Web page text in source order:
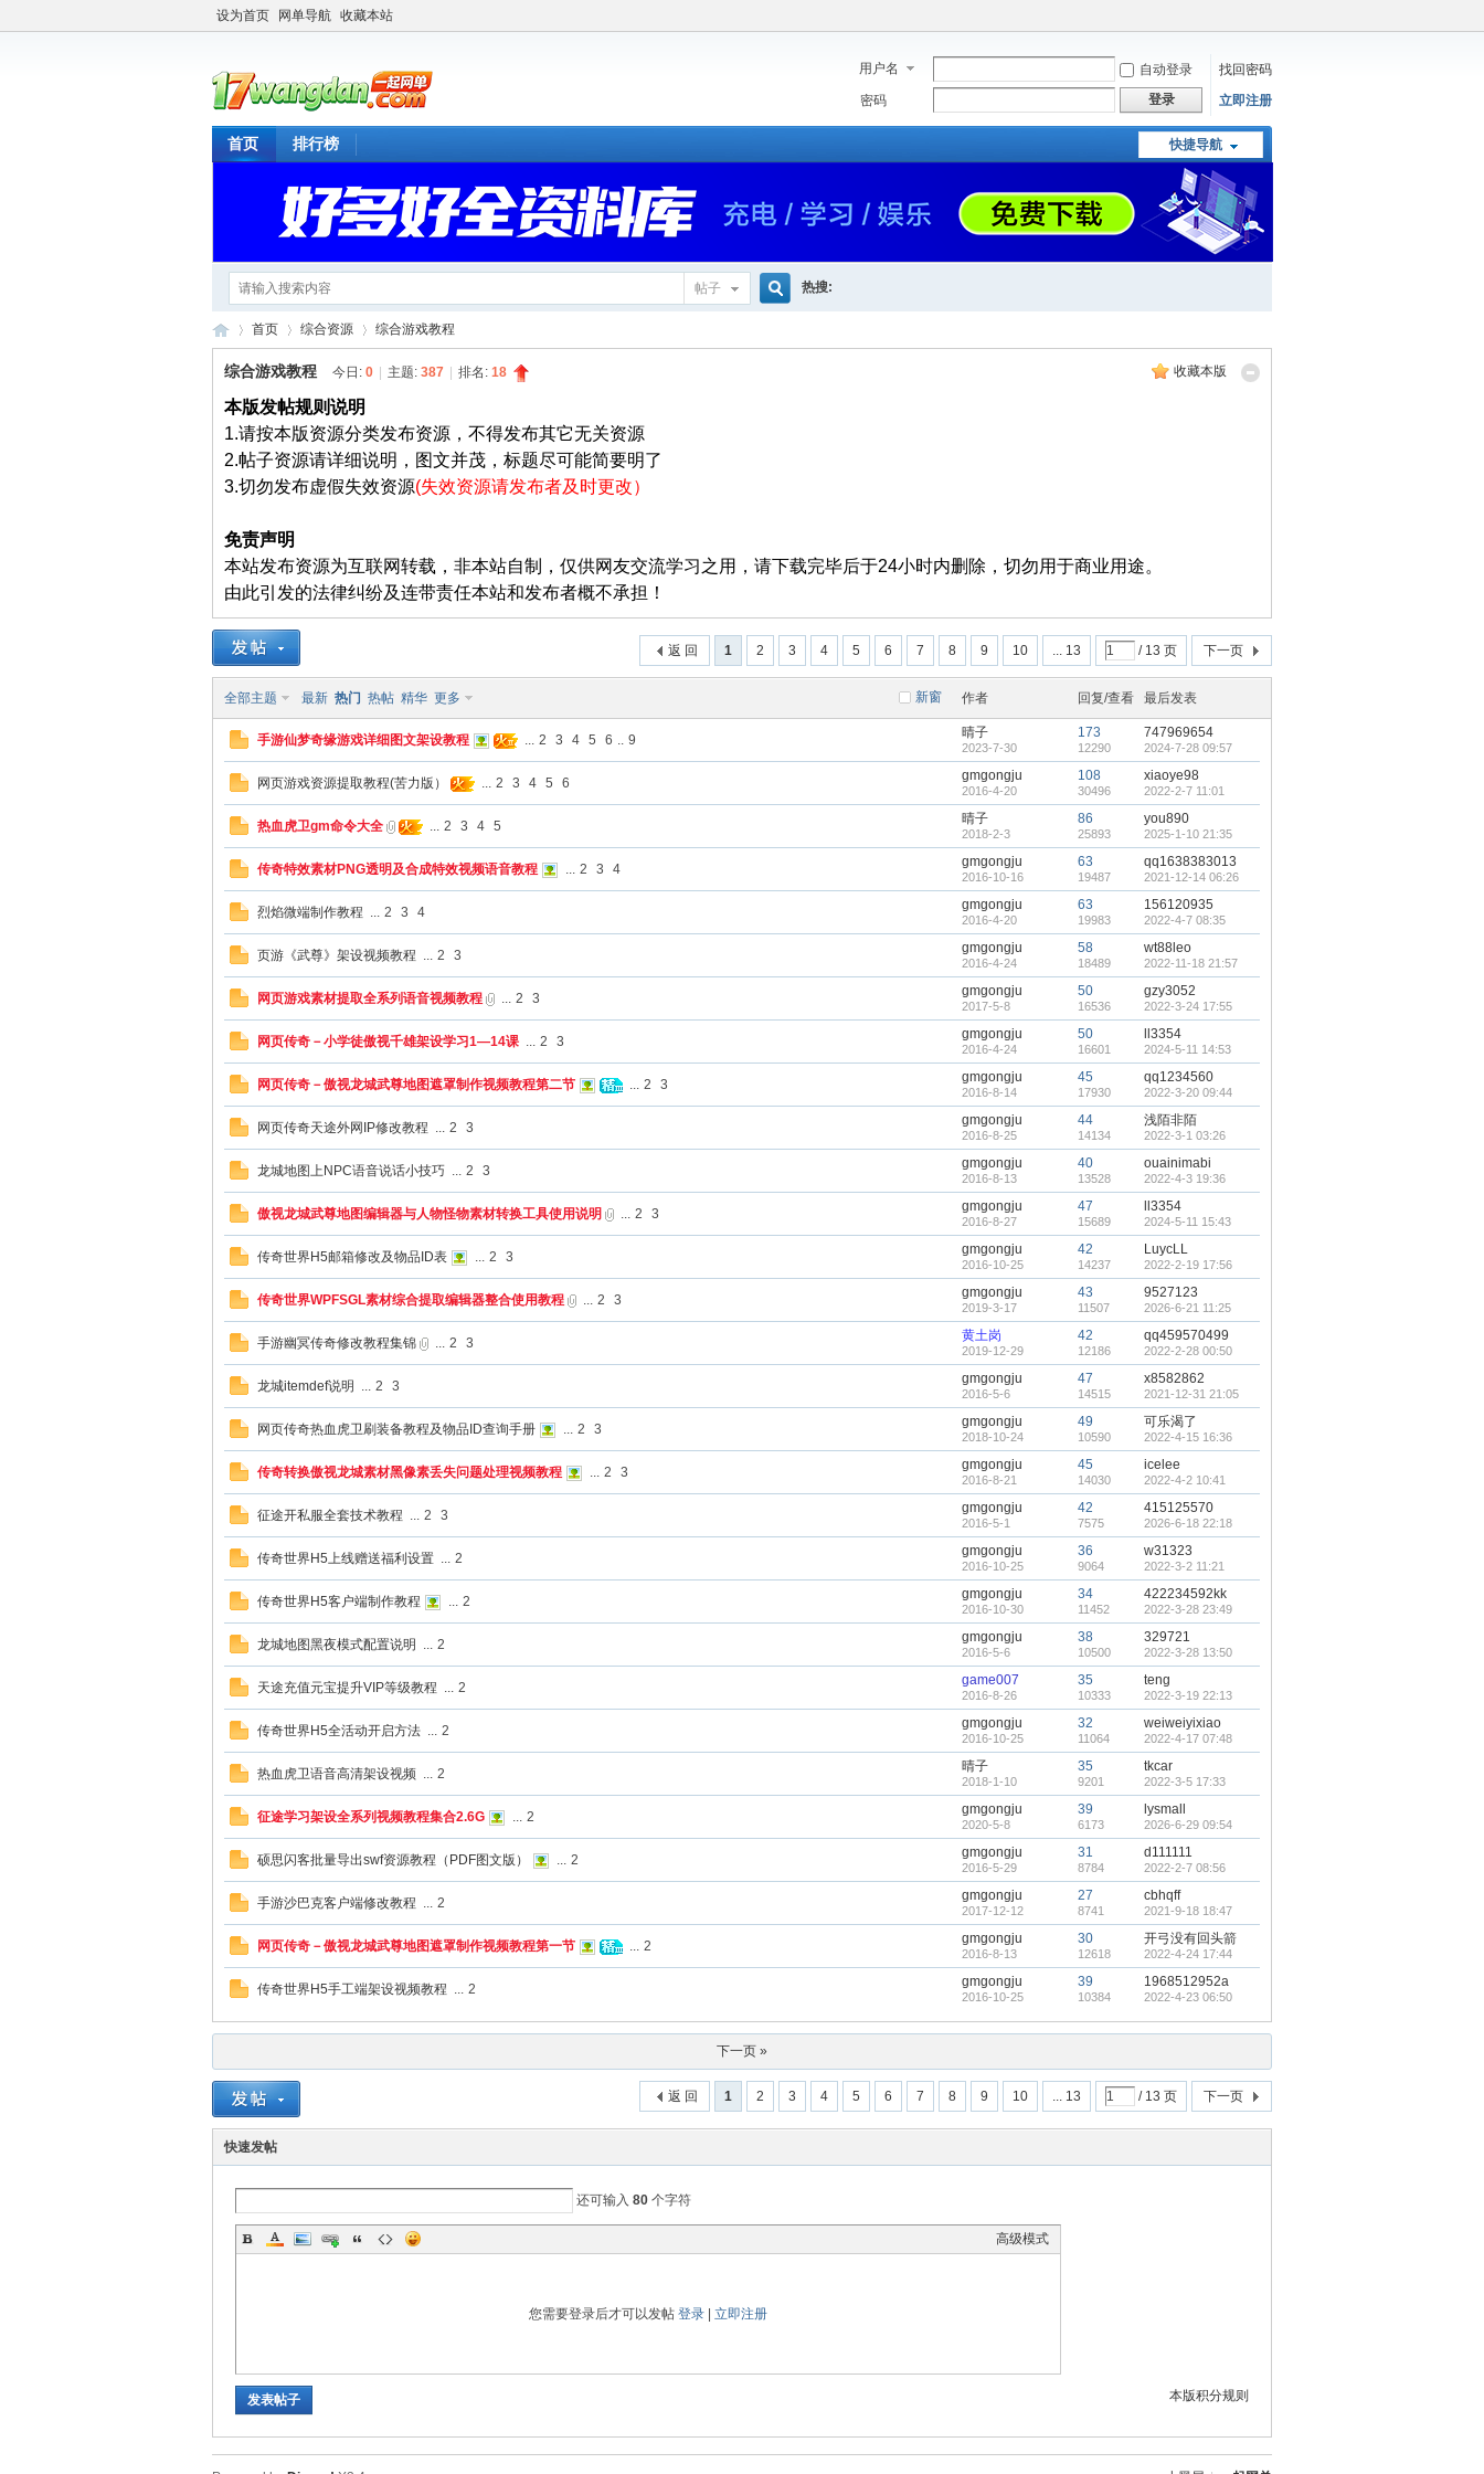
设为首页 网单导航 收藏本站
用户名 自动登录
找回密码
密码
登录 立即注册
快捷导航
首页 排行榜
帖子 热搜:
论
坛
»
首页
›
综合资源
›
综合游戏教程
收藏本版
综合游戏教程 今日: 0 主题: 387 排名: 18
本版发帖规则说明
1.请按本版资源分类发布资源，不得发布其它无关资源
2.帖子资源请详细说明，图文并茂，标题尽可能简要明了
3.切勿发布虚假失效资源(失效资源请发布者及时更改）
免责声明
本站发布资源为互联网转载，非本站自制，仅供网友交流学习之用，请下载完毕后于24小时内删除，切勿用于商业用途。
由此引发的法律纠纷及连带责任本站和发布者概不承担！
1 2 3 4 5 6 7 8 9 10 ... 13 / 13 页 下一页
返 回
新窗
全部主题 最新 热门 热帖 精华 更多 作者 回复/查看 最后发表
手游仙梦奇缘游戏详细图文架设教程 ... 2 3 4 5 6 .. 9 晴子
2023-7-30
173
12290
747969654
2024-7-28 09:57
网页游戏资源提取教程(苦力版） ... 2 3 4 5 6 gmgongju
2016-4-20
108
30496
xiaoye98
2022-2-7 11:01
热血虎卫gm命令大全 ... 2 3 4 5 晴子
2018-2-3
86
25893
you890
2025-1-10 21:35
传奇特效素材PNG透明及合成特效视频语音教程 ... 2 3 4 gmgongju
2016-10-16
63
19487
qq1638383013
2021-12-14 06:26
烈焰微端制作教程 ... 2 3 4 gmgongju
2016-4-20
63
19983
156120935
2022-4-7 08:35
页游《武尊》架设视频教程 ... 2 3 gmgongju
2016-4-24
58
18489
wt88leo
2022-11-18 21:57
网页游戏素材提取全系列语音视频教程 ... 2 3 gmgongju
2017-5-8
50
16536
gzy3052
2022-3-24 17:55
网页传奇－小学徒傲视千雄架设学习1—14课 ... 2 3 gmgongju
2016-4-24
50
16601
ll3354
2024-5-11 14:53
网页传奇－傲视龙城武尊地图遮罩制作视频教程第二节 ... 2 3 gmgongju
2016-8-14
45
17930
qq1234560
2022-3-20 09:44
网页传奇天途外网IP修改教程 ... 2 3 gmgongju
2016-8-25
44
14134
浅陌非陌
2022-3-1 03:26
龙城地图上NPC语音说话小技巧 ... 2 3 gmgongju
2016-8-13
40
13528
ouainimabi
2022-4-3 19:36
傲视龙城武尊地图编辑器与人物怪物素材转换工具使用说明 ... 2 3 gmgongju
2016-8-27
47
15689
ll3354
2024-5-11 15:43
传奇世界H5邮箱修改及物品ID表 ... 2 3 gmgongju
2016-10-25
42
14237
LuycLL
2022-2-19 17:56
传奇世界WPFSGL素材综合提取编辑器整合使用教程 ... 2 3 gmgongju
2019-3-17
43
11507
9527123
2026-6-21 11:25
手游幽冥传奇修改教程集锦 ... 2 3 黄土岗
2019-12-29
42
12186
qq459570499
2022-2-28 00:50
龙城itemdef说明 ... 2 3 gmgongju
2016-5-6
47
14515
x8582862
2021-12-31 21:05
网页传奇热血虎卫刷装备教程及物品ID查询手册 ... 2 3 gmgongju
2018-10-24
49
10590
可乐渴了
2022-4-15 16:36
传奇转换傲视龙城素材黑像素丢失问题处理视频教程 ... 2 3 gmgongju
2016-8-21
45
14030
icelee
2022-4-2 10:41
征途开私服全套技术教程 ... 2 3 gmgongju
2016-5-1
42
7575
415125570
2026-6-18 22:18
传奇世界H5上线赠送福利设置 ... 2 gmgongju
2016-10-25
36
9064
w31323
2022-3-2 11:21
传奇世界H5客户端制作教程 ... 2 gmgongju
2016-10-30
34
11452
422234592kk
2022-3-28 23:49
龙城地图黑夜模式配置说明 ... 2 gmgongju
2016-5-6
38
10500
329721
2022-3-28 13:50
天途充值元宝提升VIP等级教程 ... 2 game007
2016-8-26
35
10333
teng
2022-3-19 22:13
传奇世界H5全活动开启方法 ... 2 gmgongju
2016-10-25
32
11064
weiweiyixiao
2022-4-17 07:48
热血虎卫语音高清架设视频 ... 2 晴子
2018-1-10
35
9201
tkcar
2022-3-5 17:33
征途学习架设全系列视频教程集合2.6G ... 2 gmgongju
2020-5-8
39
6173
lysmall
2026-6-29 09:54
硕思闪客批量导出swf资源教程（PDF图文版） ... 2 gmgongju
2016-5-29
31
8784
d111111
2022-2-7 08:56
手游沙巴克客户端修改教程 ... 2 gmgongju
2017-12-12
27
8741
cbhqff
2021-9-18 18:47
网页传奇－傲视龙城武尊地图遮罩制作视频教程第一节 ... 2 gmgongju
2016-8-13
30
12618
开弓没有回头箭
2022-4-24 17:44
传奇世界H5手工端架设视频教程 ... 2 gmgongju
2016-10-25
39
10384
1968512952a
2022-4-23 06:50
下一页 »
1 2 3 4 5 6 7 8 9 10 ... 13 / 13 页 下一页
返 回
快速发帖
还可输入 80 个字符
高级模式
您需要登录后才可以发帖 登录 立即注册
本版积分规则
发表帖子